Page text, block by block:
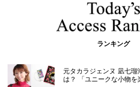
ランキング
元タカラジェンヌ 凪七
は？ 「ユニークな小物